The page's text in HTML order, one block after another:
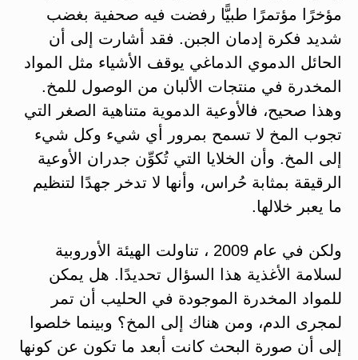
مؤخرًا مؤتمرًا طبيًّا رفضت فيه صحفية بغضب
شديد فكرة إدمان الجبن. فقد أشارت إلى أن
الحائل الدموي الدماغي يوقف الأشياء مثل المواد
المخدرة في منتجات الألبان من الوصول للمخ.
وهذا صحيح، فالأوعية الدموية متناهية الصغر التي
تجوب المخ لا تسمح بمرور أي شيء وكل شيء
إلى المخ. وأن الخلايا التي تُكوِّن جدران الأوعية
الرقيقة بمثابة حُراس، وأنها لا تدخر جهدًا لتنظيم
ما يعبر خلالها.
ولكن في عام 2009 ، تناولت الهيئة الأوروبية
لسلامة الأغذية هذا السؤال تحديدًا. هل يمكن
للمواد المخدرة الموجودة في الحليب أن تمر
لمجرى الدم، ومن هناك إلى المخ؟ وبينما خلصوا
إلى أن صورة البحث كانت أبعد ما تكون عن كونها